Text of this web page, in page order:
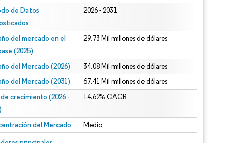
de Datos
2026 - 2031
del mercado en el
(2025)
29.73 Mil millones de dólares
del Mercado (2026) 34.08 Mil millones de dólares
del Mercado (2031) 67.41 Mil millones de dólares
de crecimiento (2026 -
14.62% CAGR
del Mercado Medio
© Mordor Intelligence. El uso requiere atribución según CC BY 4.0.
CC BY 4.0.